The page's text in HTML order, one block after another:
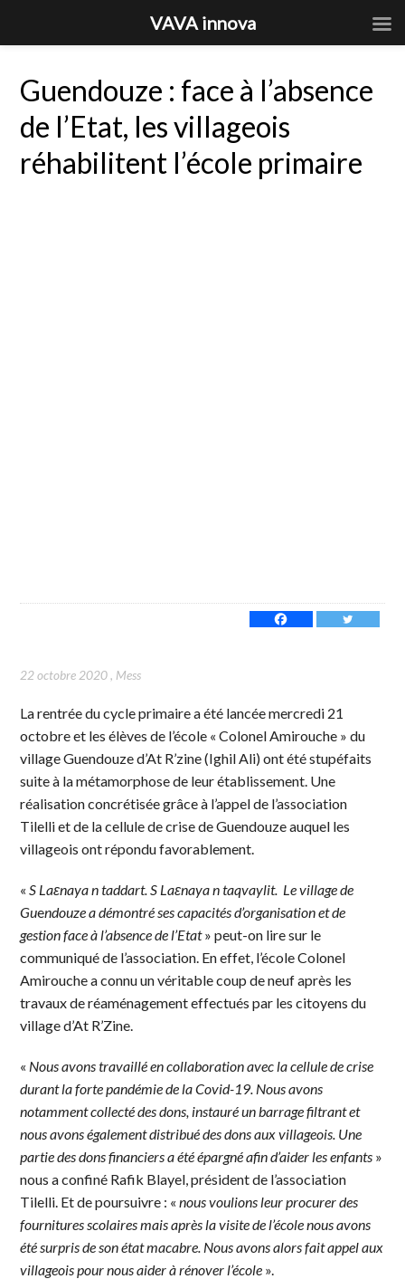
Guendouze : face à l’absence
de l’Etat, les villageois
réhabilitent l’école primaire
22 octobre 2020, Mess
La rentrée du cycle primaire a été lancée mercredi 21
octobre et les élèves de l’école « Colonel Amirouche » du
village Guendouze d’At R’zine (Ighil Ali) ont été stupéfaits
suite à la métamorphose de leur établissement. Une
réalisation concrétisée grâce à l’appel de l’association
Tilelli et de la cellule de crise de Guendouze auquel les
villageois ont répondu favorablement.
«S Laɛnaya n taddart. S Laɛnaya n taqvaylit. Le village de
Guendouze a démontré ses capacités d’organisation et de
gestion face à l’absence de l’Etat» peut-on lire sur le
communiqué de l’association. En effet, l’école Colonel
Amirouche a connu un véritable coup de neuf après les
travaux de réaménagement effectués par les citoyens du
village d’At R’Zine.
« Nous avons travaillé en collaboration avec la cellule de crise
durant la forte pandémie de la Covid-19. Nous avons
notamment collecté des dons, instauré un barrage filtrant et
nous avons également distribué des dons aux villageois. Une
partie des dons financiers a été épargné afin d’aider les enfants »
nous a confiné Rafik Blayel, président de l’association
Tilelli. Et de poursuivre : «nous voulions leur procurer des
fournitures scolaires mais après la visite de l’école nous avons
été surpris de son état macabre. Nous avons alors fait appel aux
villageois pour nous aider à rénover l’école ».
VAVA innova